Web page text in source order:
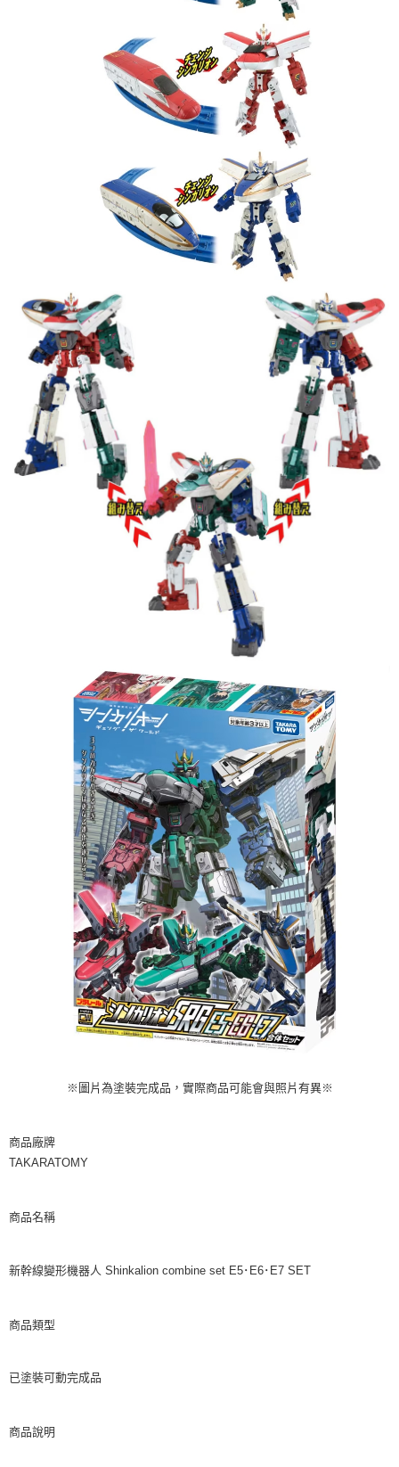
※圖片為塗裝完成品，實際商品可能會與照片有異※
商品廠牌
TAKARATOMY
商品名稱
新幹線變形機器人 Shinkalion combine set E5･E6･E7 SET
商品類型
已塗裝可動完成品
商品說明